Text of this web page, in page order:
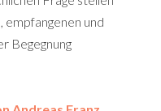
empfangenen und
Begegnung